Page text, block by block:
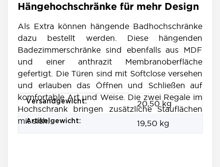
Hängehochschränke für mehr Design
Als Extra können hängende Badhochschränke
dazu bestellt werden. Diese hängenden
Badezimmerschränke sind ebenfalls aus MDF
und einer anthrazit Membranoberfläche
gefertigt. Die Türen sind mit Softclose versehen
und erlauben das Öffnen und Schließen auf
komfortable Art und Weise. Die zwei Regale im
Hochschrank bringen zusätzliche Stauflächen
mit sich.
Produkteigenschaft
Wert
Versandgewicht: 20,50 kg
Artikelgewicht: 19,50 kg